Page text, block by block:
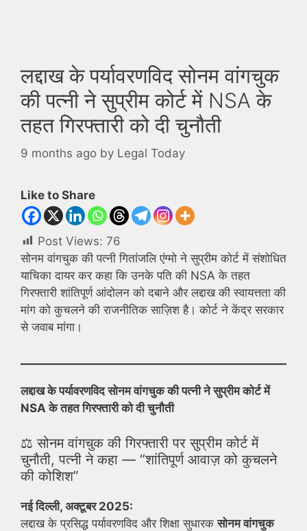
लद्दाख के पर्यावरणविद सोनम वांगचुक
की पत्नी ने सुप्रीम कोर्ट में NSA के
तहत गिरफ्तारी को दी चुनौती
9 months ago by Legal Today
Like to Share
Post Views: 76
सोनम वांगचुक की पत्नी गितांजलि एंग्मो ने सुप्रीम कोर्ट में संशोधित
याचिका दायर कर कहा कि उनके पति की NSA के तहत
गिरफ्तारी शांतिपूर्ण आंदोलन को दबाने और लद्दाख की स्वायत्तता की
मांग को कुचलने की राजनीतिक साज़िश है। कोर्ट ने केंद्र सरकार
से जवाब मांगा।
लद्दाख के पर्यावरणविद सोनम वांगचुक की पत्नी ने सुप्रीम कोर्ट में
NSA के तहत गिरफ्तारी को दी चुनौती
⚖️ सोनम वांगचुक की गिरफ्तारी पर सुप्रीम कोर्ट में
चुनौती, पत्नी ने कहा — “शांतिपूर्ण आवाज़ को कुचलने
की कोशिश”
नई दिल्ली, अक्टूबर 2025:
लद्दाख के प्रसिद्ध पर्यावरणविद और शिक्षा सुधारकसोनम वांगचुक